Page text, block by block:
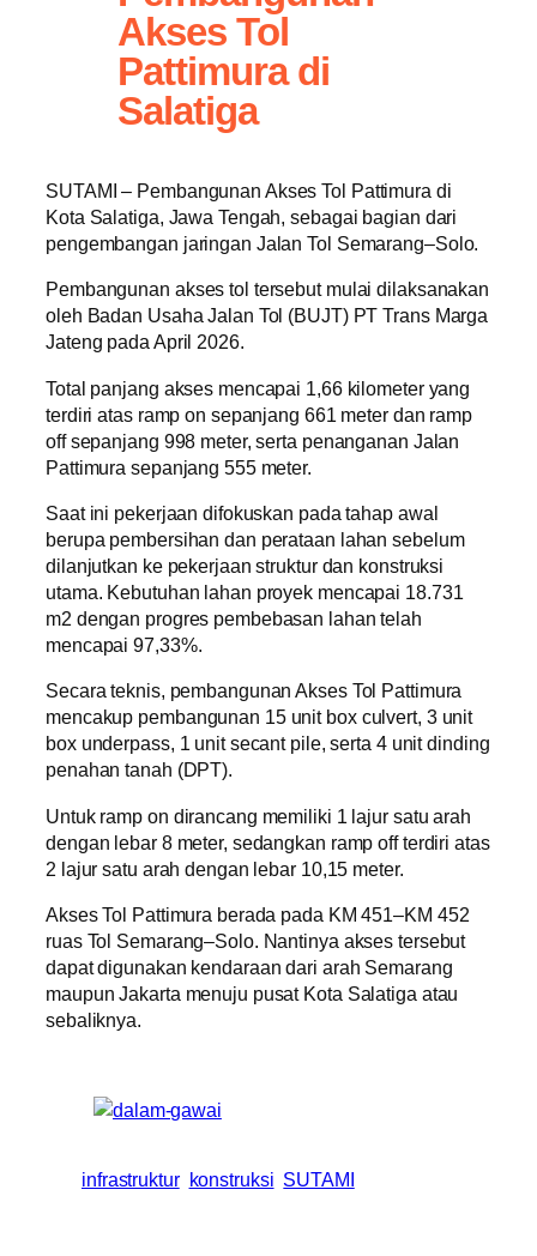
Akses Tol
Pattimura di
Salatiga
SUTAMI – Pembangunan Akses Tol Pattimura di
Kota Salatiga, Jawa Tengah, sebagai bagian dari
pengembangan jaringan Jalan Tol Semarang–Solo.
Pembangunan akses tol tersebut mulai dilaksanakan
oleh Badan Usaha Jalan Tol (BUJT) PT Trans Marga
Jateng pada April 2026.
Total panjang akses mencapai 1,66 kilometer yang
terdiri atas ramp on sepanjang 661 meter dan ramp
off sepanjang 998 meter, serta penanganan Jalan
Pattimura sepanjang 555 meter.
Saat ini pekerjaan difokuskan pada tahap awal
berupa pembersihan dan perataan lahan sebelum
dilanjutkan ke pekerjaan struktur dan konstruksi
utama. Kebutuhan lahan proyek mencapai 18.731
m2 dengan progres pembebasan lahan telah
mencapai 97,33%.
Secara teknis, pembangunan Akses Tol Pattimura
mencakup pembangunan 15 unit box culvert, 3 unit
box underpass, 1 unit secant pile, serta 4 unit dinding
penahan tanah (DPT).
Untuk ramp on dirancang memiliki 1 lajur satu arah
dengan lebar 8 meter, sedangkan ramp off terdiri atas
2 lajur satu arah dengan lebar 10,15 meter.
Akses Tol Pattimura berada pada KM 451–KM 452
ruas Tol Semarang–Solo. Nantinya akses tersebut
dapat digunakan kendaraan dari arah Semarang
maupun Jakarta menuju pusat Kota Salatiga atau
sebaliknya.
infrastruktur konstruksi SUTAMI